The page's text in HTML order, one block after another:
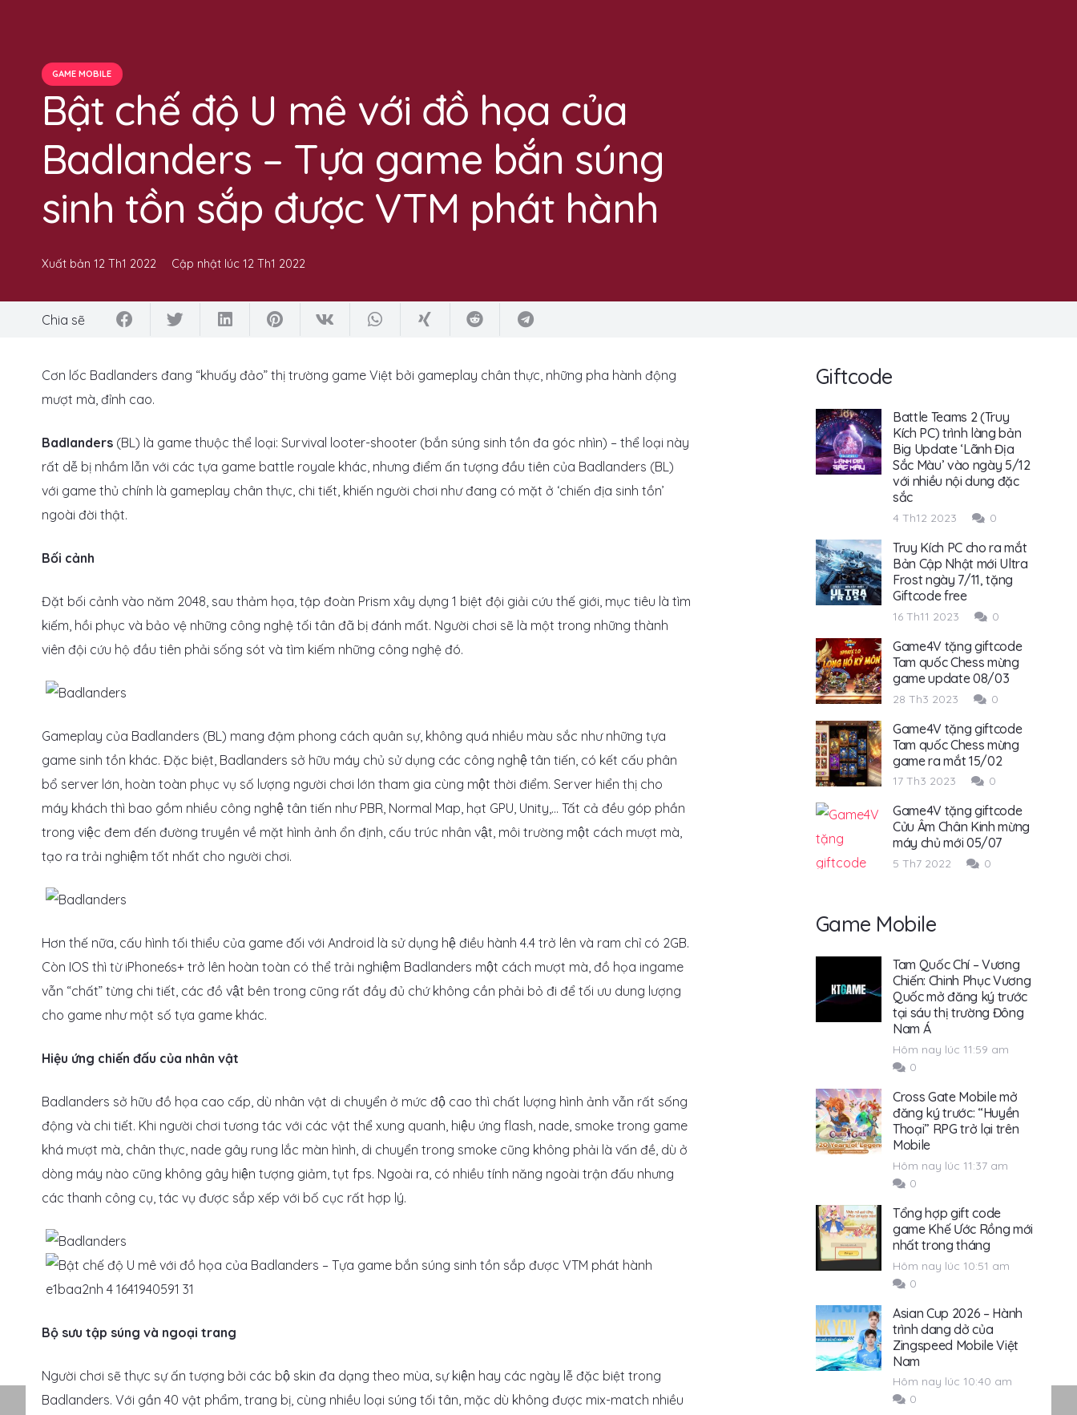
GAME MOBILE
Bật chế độ U mê với đồ họa của
Badlanders – Tựa game bắn súng
sinh tồn sắp được VTM phát hành
Xuất bản 12 Th1 2022 Cập nhật lúc12 Th1 2022
Chia sẽ
Cơn lốc Badlanders đang “khuấy đảo” thị trường game Việt bởi gameplay chân thực, những pha hành động
mượt mà, đỉnh cao.
Badlanders (BL) là game thuộc thể loại: Survival looter-shooter (bắn súng sinh tồn đa góc nhìn) – thể loại này
rất dễ bị nhầm lẫn với các tựa game battle royale khác, nhưng điểm ấn tượng đầu tiên của Badlanders (BL)
với game thủ chính là gameplay chân thực, chi tiết, khiến người chơi như đang có mặt ở ‘chiến địa sinh tồn’
ngoài đời thật.
Bối cảnh
Đặt bối cảnh vào năm 2048, sau thảm họa, tập đoàn Prism xây dựng 1 biệt đội giải cứu thế giới, mục tiêu là tìm
kiếm, hồi phục và bảo vệ những công nghệ tối tân đã bị đánh mất. Người chơi sẽ là một trong những thành
viên đội cứu hộ đầu tiên phải sống sót và tìm kiếm những công nghệ đó.
Gameplay của Badlanders (BL) mang đậm phong cách quân sự, không quá nhiều màu sắc như những tựa
game sinh tồn khác. Đặc biệt, Badlanders sở hữu máy chủ sử dụng các công nghệ tân tiến, có kết cấu phân
bổ server lớn, hoàn toàn phục vụ số lượng người chơi lớn tham gia cùng một thời điểm. Server hiển thị cho
máy khách thì bao gồm nhiều công nghệ tân tiến như PBR, Normal Map, hạt GPU, Unity,… Tất cả đều góp phần
trong việc đem đến đường truyền về mặt hình ảnh ổn định, cấu trúc nhân vật, môi trường một cách mượt mà,
tạo ra trải nghiệm tốt nhất cho người chơi.
Hơn thế nữa, cấu hình tối thiểu của game đối với Android là sử dụng hệ điều hành 4.4 trở lên và ram chỉ có 2GB.
Còn IOS thì từ iPhone6s+ trở lên hoàn toàn có thể trải nghiệm Badlanders một cách mượt mà, đồ họa ingame
vẫn “chất” từng chi tiết, các đồ vật bên trong cũng rất đầy đủ chứ không cần phải bỏ đi để tối ưu dung lượng
cho game như một số tựa game khác.
Hiệu ứng chiến đấu của nhân vật
Badlanders sở hữu đồ họa cao cấp, dù nhân vật di chuyển ở mức độ cao thì chất lượng hình ảnh vẫn rất sống
động và chi tiết. Khi người chơi tương tác với các vật thể xung quanh, hiệu ứng flash, nade, smoke trong game
khá mượt mà, chân thực, nade gây rung lắc màn hình, di chuyển trong smoke cũng không phải là vấn đề, dù ở
dòng máy nào cũng không gây hiện tượng giảm, tụt fps. Ngoài ra, có nhiều tính năng ngoài trận đấu nhưng
các thanh công cụ, tác vụ được sắp xếp với bố cục rất hợp lý.
Bộ sưu tập súng và ngoại trang
Người chơi sẽ thực sự ấn tượng bởi các bộ skin đa dạng theo mùa, sự kiện hay các ngày lễ đặc biệt trong
Badlanders. Với gần 40 vật phẩm, trang bị, cùng nhiều loại súng tối tân, mặc dù không được mix-match nhiều
Giftcode
Battle Teams 2 (Truy
Kích PC) trình làng bản
Big Update ‘Lãnh Địa
Sắc Màu’ vào ngày 5/12
với nhiều nội dung đặc
sắc
4 Th12 2023 0
Truy Kích PC cho ra mắt
Bản Cập Nhật mới Ultra
Frost ngày 7/11, tặng
Giftcode free
16 Th11 2023 0
Game4V tặng giftcode
Tam quốc Chess mừng
game update 08/03
28 Th3 2023 0
Game4V tặng giftcode
Tam quốc Chess mừng
game ra mắt 15/02
17 Th3 2023 0
Game4V tặng giftcode
Cửu Âm Chân Kinh mừng
máy chủ mới 05/07
5 Th7 2022 0
Game Mobile
Tam Quốc Chí – Vương
Chiến: Chinh Phục Vương
Quốc mở đăng ký trước
tại sáu thị trường Đông
Nam Á
Hôm nay lúc 11:59 am
0
Cross Gate Mobile mở
đăng ký trước: “Huyền
Thoại” RPG trở lại trên
Mobile
Hôm nay lúc 11:37 am
0
Tổng hợp gift code
game Khế Ước Rồng mới
nhất trong tháng
Hôm nay lúc 10:51 am
0
Asian Cup 2026 – Hành
trình dang dở của
Zingspeed Mobile Việt
Nam
Hôm nay lúc 10:40 am
0